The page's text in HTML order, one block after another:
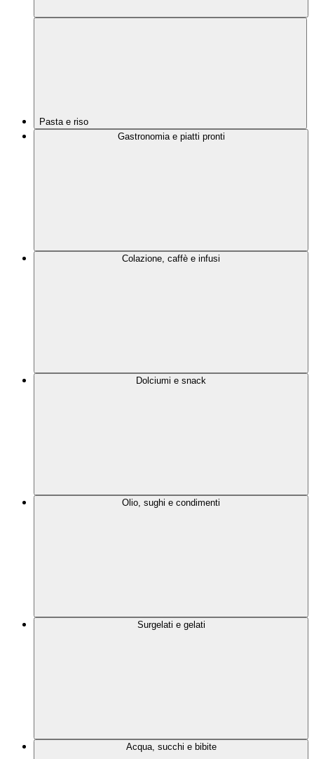
Pasta e riso
Gastronomia e piatti pronti
Colazione, caffè e infusi
Dolciumi e snack
Olio, sughi e condimenti
Surgelati e gelati
Acqua, succhi e bibite